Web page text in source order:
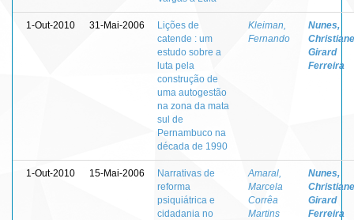
1-Out-2010 31-Mai-2006
Lições de
catende : um
estudo sobre a
luta pela
construção de
uma autogestão
na zona da mata
sul de
Pernambuco na
década de 1990
Kleiman,
Fernando
Nunes,
Christiane
Girard
Ferreira
1-Out-2010 15-Mai-2006
Narrativas de
reforma
psiquiátrica e
cidadania no
Amaral,
Marcela
Corrêa
Martins
Nunes,
Christiane
Girard
Ferreira